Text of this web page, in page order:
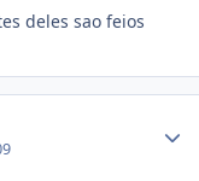
deles sao feios